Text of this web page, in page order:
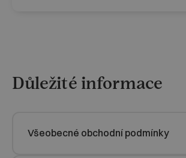
Důležité informace
Všeobecné obchodní podmínky